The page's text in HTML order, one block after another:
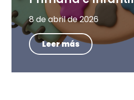
8 de abril de 2026
Leer más